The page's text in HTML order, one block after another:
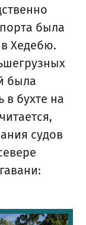
была
Хедебю.
была
в бухте на
судов